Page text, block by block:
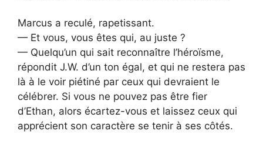
Marcus a reculé, rapetissant.
— Et vous, vous êtes qui, au juste ?
— Quelqu’un qui sait reconnaître l’héroïsme,
répondit J.W. d’un ton égal, et qui ne restera pas
là à le voir piétiné par ceux qui devraient le
célébrer. Si vous ne pouvez pas être fier
d’Ethan, alors écartez-vous et laissez ceux qui
apprécient son caractère se tenir à ses côtés.